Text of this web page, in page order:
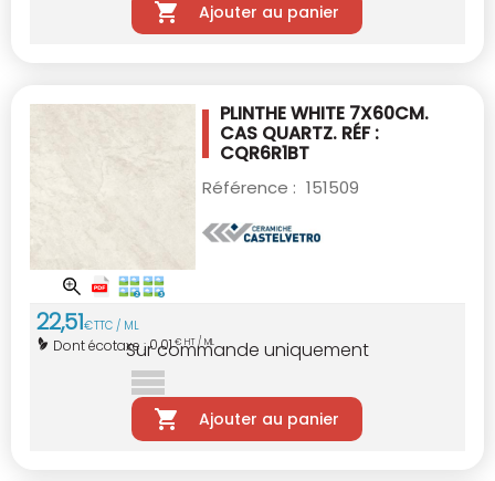
Ajouter au panier
PLINTHE WHITE 7X60CM.
CAS QUARTZ. RÉF :
CQR6R1BT
Référence : 151509
22,51€TTC / ML
Dont écotaxe :0,01€ HT / ML
Sur commande uniquement
Ajouter au panier